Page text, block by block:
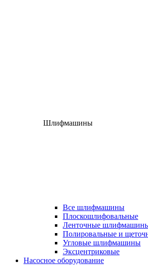
Шлифмашины
Все шлифмашины
Плоскошлифовальные
Ленточные
Полировальные и
Угловые шлифмашины
Эксцентриковые
Насосное оборудование